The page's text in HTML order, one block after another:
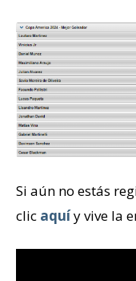
Si aún no estás
clic aquíy vive la